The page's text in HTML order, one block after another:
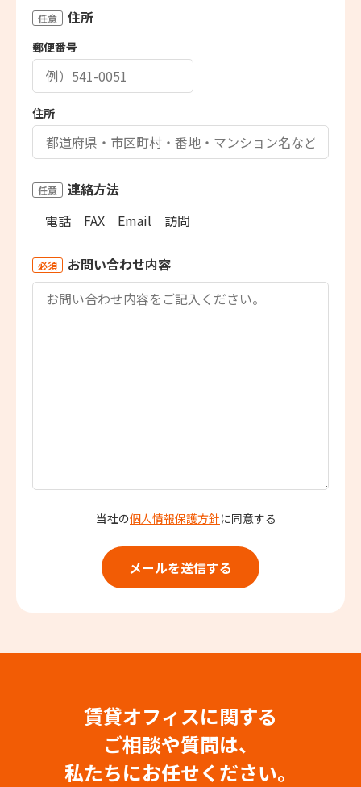
任意 住所
郵便番号
住所
任意
連絡方法
電話
FAX Email 訪問
必須 お問い合わせ内容
当社の個人情報保護方針に同意する
賃貸オフィスに関する
ご相談や質問は、
私たちにお任せください。